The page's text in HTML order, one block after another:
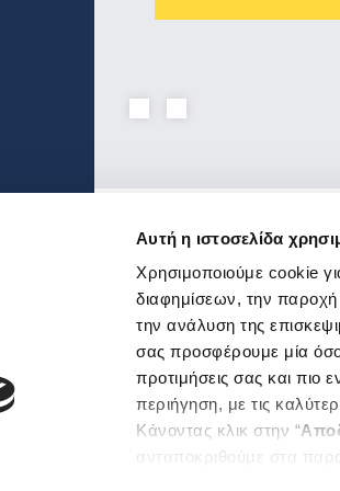
Αυτή η ιστοσελίδα
Χρησιμοποιούμε cookie
διαφημίσεων, την
την ανάλυση της
σας προσφέρουμε μία όσο
προτιμήσεις σας και πιο
περιήγηση, με τις
Κάνοντας κλικ στην “
ανταποκριθούμε στα
Ενώσεις και
Χρήσιμοι κόμβοι
Επικοινωνία
Αποστολή Ηλ.
Emails και τηλέφωνα
εξυπηρέτησης
Βρείτε μας εδώ
Αθήνα